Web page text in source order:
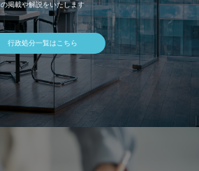
の掲載や解説をいたします
行政処分一覧はこちら